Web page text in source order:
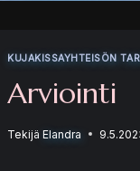
KUJAKISSAYHTEISÖN
Arviointi
Tekijä Elandra